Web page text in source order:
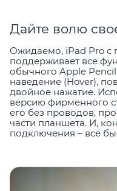
Дайте волю
Ожидаемо, iPad Pro с
поддерживает все
обычного Apple Pencil
наведение (Hover),
двойное нажатие.
версию фирменного
его без проводов,
части планшета. И,
подключения – всё